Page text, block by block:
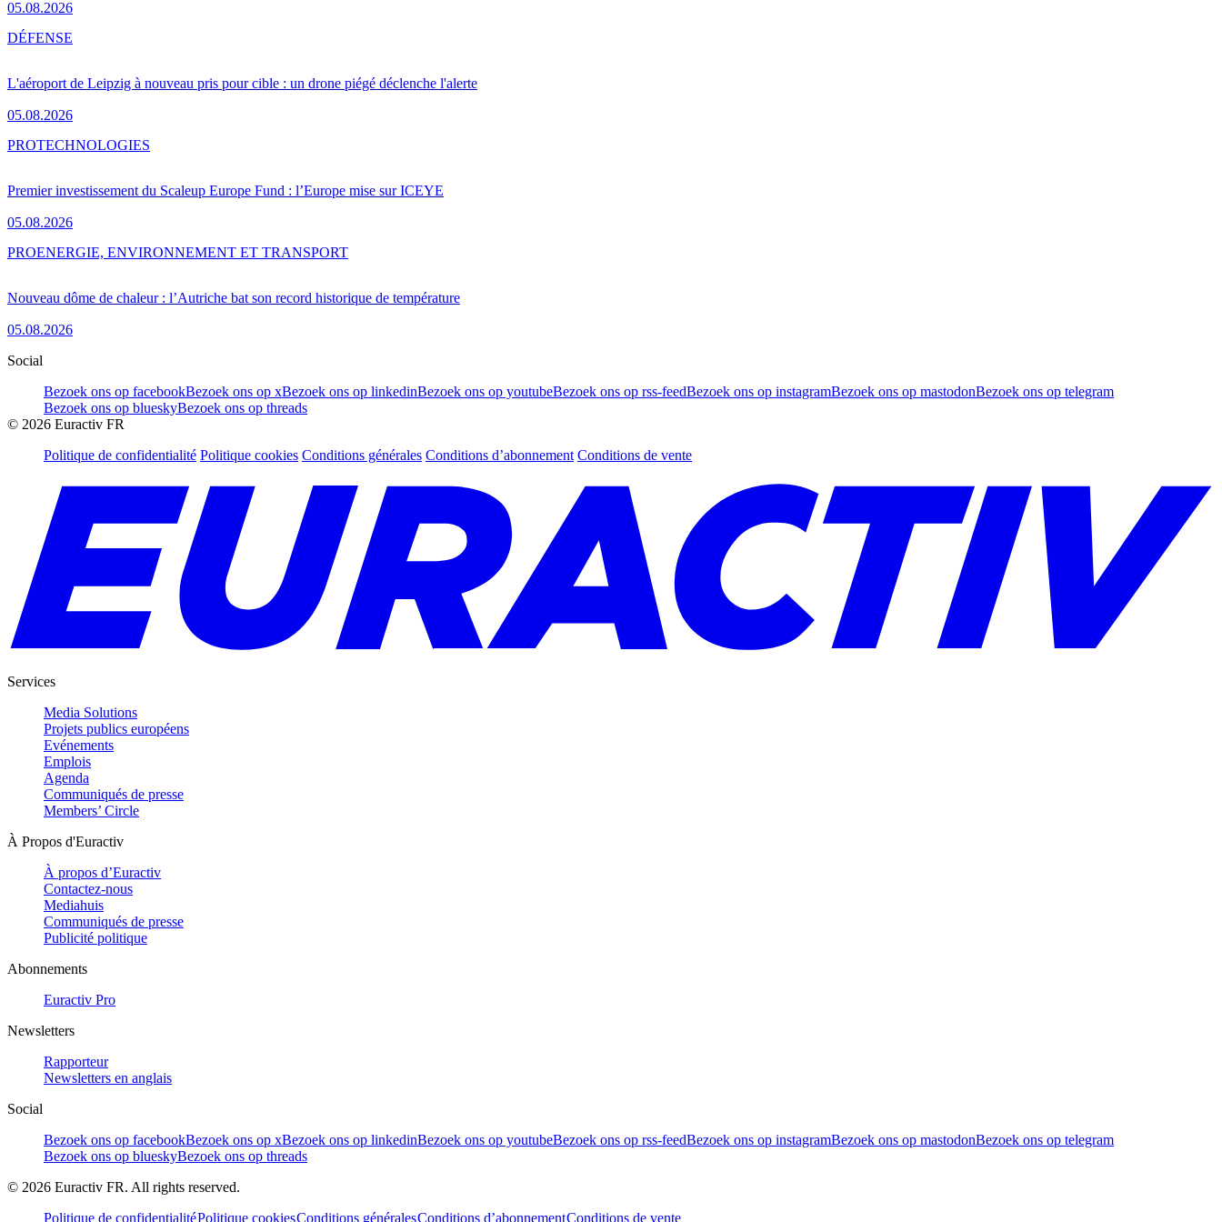
05.08.2026
L'aéroport de Leipzig à nouveau pris pour cible : un drone piégé déclenche l'alerte
05.08.2026
DÉFENSE
Premier investissement du Scaleup Europe Fund : l’Europe mise sur ICEYE
05.08.2026
PROTECHNOLOGIES
Nouveau dôme de chaleur : l’Autriche bat son record historique de température
05.08.2026
PROENERGIE, ENVIRONNEMENT ET TRANSPORT
Social
Bezoek ons op facebookBezoek ons op xBezoek ons op linkedinBezoek ons op youtubeBezoek ons op rss-feedBezoek ons op instagramBezoek ons op mastodonBezoek ons op telegram
Bezoek ons op blueskyBezoek ons op threads
© 2026 Euractiv FR
Politique de confidentialité Politique cookies Conditions générales Conditions d’abonnement Conditions de vente
Services
Media Solutions
Projets publics européens
Evénements
Emplois
Agenda
Communiqués de presse
Members’ Circle
À Propos d'Euractiv
À propos d’Euractiv
Contactez-nous
Mediahuis
Communiqués de presse
Publicité politique
Abonnements
Euractiv Pro
Newsletters
Rapporteur
Newsletters en anglais
Social
Bezoek ons op facebookBezoek ons op xBezoek ons op linkedinBezoek ons op youtubeBezoek ons op rss-feedBezoek ons op instagramBezoek ons op mastodonBezoek ons op telegram
Bezoek ons op blueskyBezoek ons op threads
© 2026 Euractiv FR. All rights reserved.
Politique de confidentialitéPolitique cookiesConditions généralesConditions d’abonnementConditions de vente